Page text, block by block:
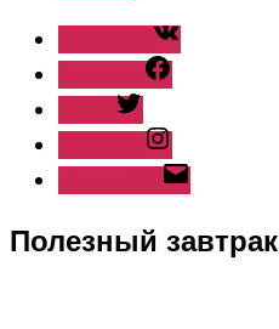
Полезный завтрак